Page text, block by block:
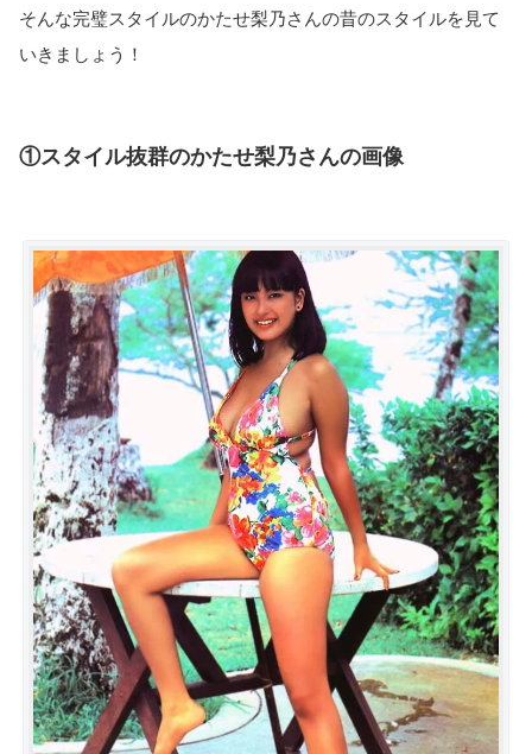
そんな完璧スタイルのかたせ梨乃さんの昔のスタイルを見て
いきましょう！
①スタイル抜群のかたせ梨乃さんの画像